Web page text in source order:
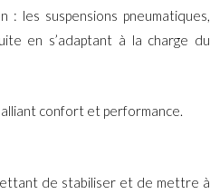
: les suspensions pneumatiques,
en s’adaptant à la charge du
confort et performance.
de stabiliser et de mettre à